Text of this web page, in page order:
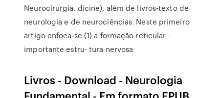
Neurocirurgia. dicine), além de livros-texto de
neurologia e de neurociências. Neste primeiro
artigo enfoca-se (1) a formação reticular –
importante estru- tura nervosa
Livros - Download - Neurologia